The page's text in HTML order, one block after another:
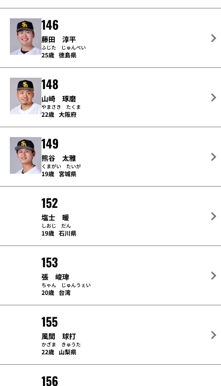
146
藤田 淳平
ふじた じゅんぺい
25歳 徳島県
148
山崎 琢磨
やまさき たくま
22歳 大阪府
149
熊谷 太雅
くまがい たいが
19歳 宮城県
152
塩士 暖
しおじ だん
19歳 石川県
153
張 峻瑋
ちゃん じゅんうぇい
20歳 台湾
155
風間 球打
かざま きゅうた
22歳 山梨県
156